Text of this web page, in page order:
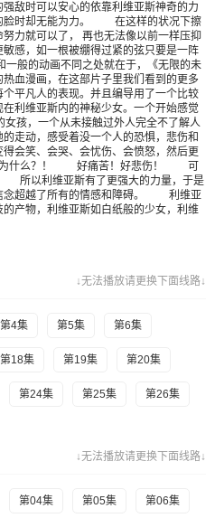
敌时可以安心的依靠利维亚斯神奇的力
脸时却无能为力。 在这样的状况下擦
力就可以了， 再也无法像以前一样压抑
感，如一根被绷得过紧的弦只要是一阵
般的动画不同之处就在于，《无限的未
血漫画，在这部片子里我们看到的更多
平凡人的表现。并且编导用了一个比较
利维亚斯内的神秘少女。一个开始感觉
孩，一个从未接触过外人完全不了解人
走动，感受着没一个人的恐惧，悲伤和
会笑、会哭、会忧伤、会愤怒，然后更
什么？！ 好痛苦！好悲伤！ 可
以利维亚斯有了更强大的力量，于是
念超越了所有的情感和障碍。 利维亚
产物，利维亚斯如白纸般的少女，利维
↓无法播放请更换下面线路↓
第4集 第5集 第6集
第18集 第19集 第20集
第24集 第25集 第26集
↓无法播放请更换下面线路↓
第04集 第05集 第06集